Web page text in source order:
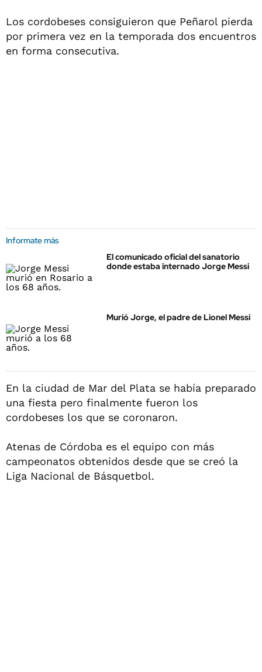
Los cordobeses consiguieron que Peñarol pierda
por primera vez en la temporada dos encuentros
en forma consecutiva.
Informate más
El comunicado oficial del sanatorio
donde estaba internado Jorge Messi
Murió Jorge, el padre de Lionel Messi
En la ciudad de Mar del Plata se había preparado
una fiesta pero finalmente fueron los
cordobeses los que se coronaron.
Atenas de Córdoba es el equipo con más
campeonatos obtenidos desde que se creó la
Liga Nacional de Básquetbol.